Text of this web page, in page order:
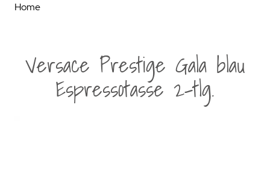
Home
Versace Prestige Gala blau
Espressotasse 2-tlg.